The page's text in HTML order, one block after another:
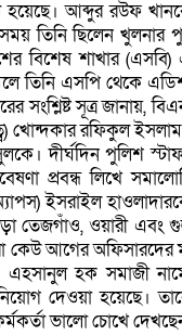
হয়েছে। আব্দুর রউফ
তিনি ছিলেন খুলনার
বিশেষ শাখার (এসবি)
তিনি এসপি থেকে
সূত্র জানায়,
খোন্দকার রফিকুল
দীর্ঘদিন পুলিশ
প্রবন্ধ লিখে
ইসরাইল
ওয়ারী এবং
কেউ আগের
এহসানুল হক সমাজী
দেওয়া হয়েছে।
ভালো চোখে